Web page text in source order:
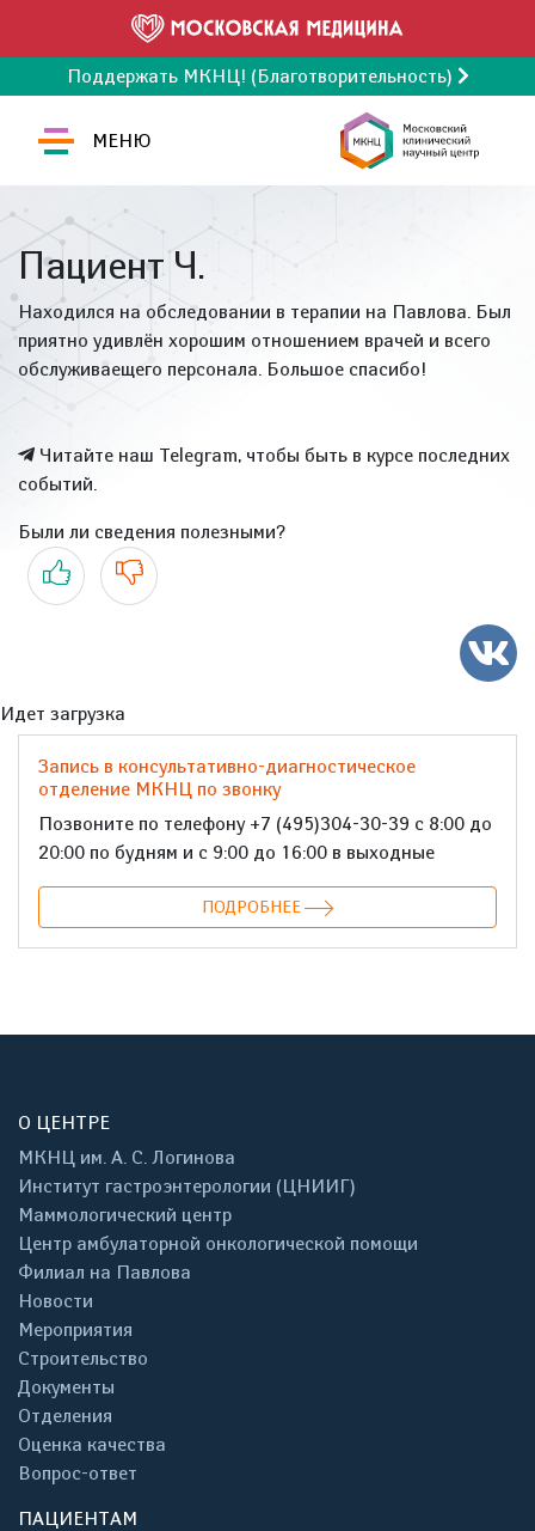
Поддержать МКНЦ! (Благотворительность)
МЕНЮ
Пациент Ч.
Находился на обследовании в терапии на Павлова. Был
приятно удивлён хорошим отношением врачей и всего
обслуживаещего персонала. Большое спасибо!
Читайте наш Telegram, чтобы быть в курсе последних
событий.
Были ли сведения полезными?
Да Нет
Идет загрузка
Запись в консультативно-диагностическое
отделение МКНЦ по звонку
Позвоните по телефону +7 (495)304-30-39 с 8:00 до
20:00 по будням и с 9:00 до 16:00 в выходные
ПОДРОБНЕЕ
О ЦЕНТРЕ
МКНЦ им. А. С. Логинова
Институт гастроэнтерологии (ЦНИИГ)
Маммологический центр
Центр амбулаторной онкологической помощи
Филиал на Павлова
Новости
Мероприятия
Строительство
Документы
Отделения
Оценка качества
Вопрос-ответ
ПАЦИЕНТАМ